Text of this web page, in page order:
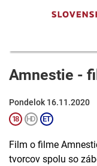
Amnestie -
Pondelok 16.11.2020
Film o filme
tvorcov spolu so